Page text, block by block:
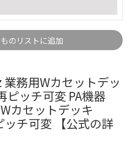
のリストに追加
務用Wカセットデッ
ピッチ可変 PA機器
カセットデッキ
ッチ可変 【公式の詳